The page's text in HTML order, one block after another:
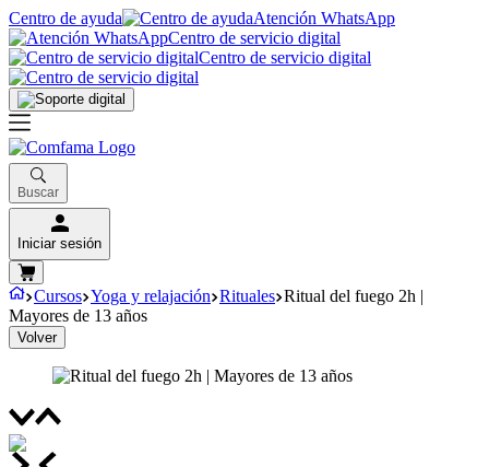
Centro de ayuda
Atención WhatsApp
Centro de servicio digital
Centro de servicio digital
Buscar
Iniciar sesión
Cursos Yoga y relajación Rituales Ritual del fuego 2h |
Mayores de 13 años
Volver